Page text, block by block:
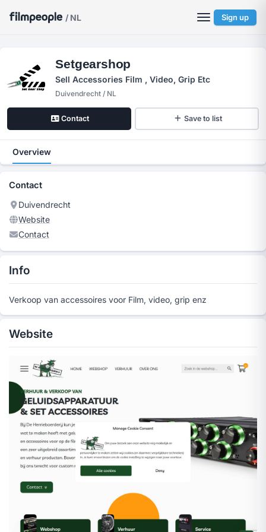
/ NL Sign up
Setgearshop
Sell Accessories Film , Video, Grip Etc
Duivendrecht / NL
Contact Save to list
Overview
Contact
Duivendrecht
Website
Contact
Info
Verkoop van accessoires voor Film, video, grip enz
Website